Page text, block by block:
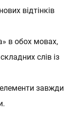
відтінків
в обох мовах,
слів із
завжди
я приймаю
даних
я приймаю
даних